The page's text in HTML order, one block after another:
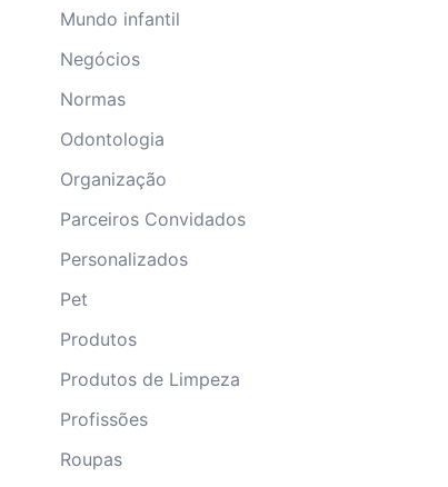
Mundo infantil
Negócios
Normas
Odontologia
Organização
Parceiros Convidados
Personalizados
Pet
Produtos
Produtos de Limpeza
Profissões
Roupas